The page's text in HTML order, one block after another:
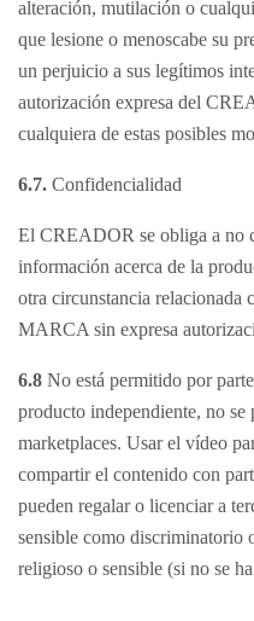
alteración, mutilación o
que lesione o menoscabe su
un perjuicio a sus legítimos
autorización expresa del
cualquiera de estas posibles
6.7. Confidencialidad
El CREADOR se obliga a no
información acerca de la
otra circunstancia relacionada
MARCA sin expresa
6.8 No está permitido por
producto independiente, no se
marketplaces. Usar el vídeo
compartir el contenido con
pueden regalar o licenciar a
sensible como discriminatorio
religioso o sensible (si no se